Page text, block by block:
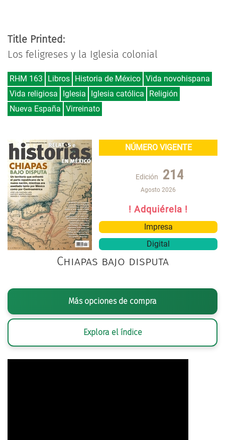
Title Printed:
Los feligreses y la Iglesia colonial
RHM 163 Libros Historia de México Vida novohispana
Vida religiosa
Iglesia Iglesia católica
Religión
Nueva España Virreinato
NÚMERO VIGENTE
Edición 214
Agosto 2026
! Adquiérela !
Impresa
Digital
Chiapas bajo disputa
Más opciones de compra
Explora el índice